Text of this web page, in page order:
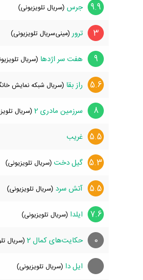
9.9 جرس (سریال تلویزیونی)
3 ترور (مینی‌سریال تلویزیونی)
9 هفت سر اژدها (سریال
5.6 راز بقا (سریال شبکه نمایش
8 سرزمین مادری 2 (سریال
5.5 غریب
5.3 گیل دخت (سریال تلویزیونی)
5.5 آتش سرد (سریال تلویزیونی)
7.6 ایلدا (سریال تلویزیونی)
0 حکایت‌های کمال 2 (سریال
ایل دا (سریال تلویزیونی)